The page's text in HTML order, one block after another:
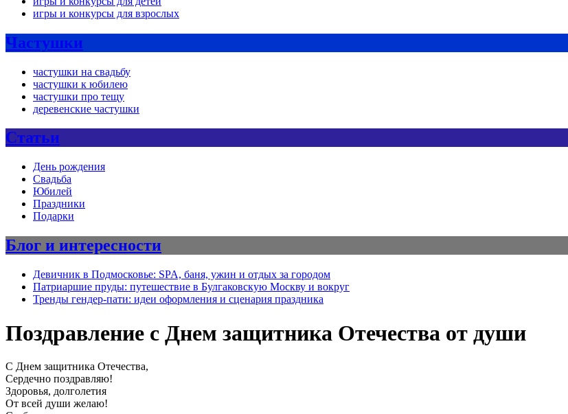
игры и конкурсы для взрослых
Частушки
частушки на свадьбу
частушки к юбилею
частушки про тещу
деревенские частушки
Статьи
День рождения
Свадьба
Юбилей
Праздники
Подарки
Блог и интересности
Девичник в Подмосковье: SPA, баня, ужин и отдых за городом
Патриаршие пруды: путешествие в Булгаковскую Москву и вокруг
Тренды гендер-пати: идеи оформления и сценария праздника
Поздравление с Днем защитника Отечества от души
С Днем защитника Отечества,
Сердечно поздравляю!
Здоровья, долголетия
От всей души желаю!